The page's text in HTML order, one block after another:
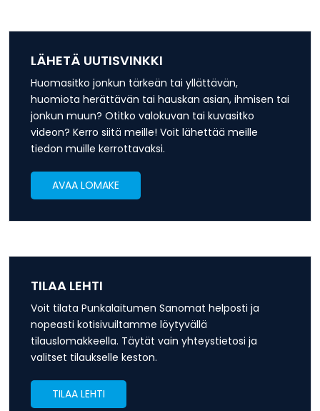
LÄHETÄ UUTISVINKKI
Huomasitko jonkun tärkeän tai yllättävän,
huomiota herättävän tai hauskan asian, ihmisen tai
jonkun muun? Otitko valokuvan tai kuvasitko
videon? Kerro siitä meille! Voit lähettää meille
tiedon muille kerrottavaksi.
AVAA LOMAKE
TILAA LEHTI
Voit tilata Punkalaitumen Sanomat helposti ja
nopeasti kotisivuiltamme löytyvällä
tilauslomakkeella. Täytät vain yhteystietosi ja
valitset tilaukselle keston.
TILAA LEHTI